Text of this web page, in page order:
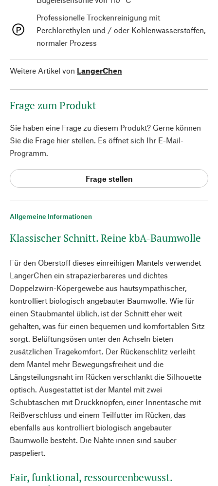
Allgemeine Informationen
Klassischer Schnitt. Reine kbA-Baumwolle
Für den Oberstoff dieses einreihigen Mantels verwendet
LangerChen ein strapazierbareres und dichtes
Doppelzwirn-Köpergewebe aus hautsympathischer,
kontrolliert biologisch angebauter Baumwolle. Wie für
einen Staubmantel üblich, ist der Schnitt eher weit
gehalten, was für einen bequemen und komfortablen Sitz
sorgt. Belüftungsösen unter den Achseln bieten
zusätzlichen Tragekomfort. Der Rückenschlitz verleiht
dem Mantel mehr Bewegungsfreiheit und die
Längsteilungsnaht im Rücken verschlankt die Silhouette
optisch. Ausgestattet ist der Mantel mit zwei
Schubtaschen mit Druckknöpfen, einer Innentasche mit
Reißverschluss und einem Teilfutter im Rücken, das
ebenfalls aus kontrolliert biologisch angebauter
Baumwolle besteht. Die Nähte innen sind sauber
paspeliert.
Fair, funktional, ressourcenbewusst.
Professionelle Trockenreinigung mit
Perchlorethylen und / oder Kohlenwasserstoffen,
normaler Prozess
Weitere Artikel von LangerChen
Frage zum Produkt
Sie haben eine Frage zu diesem Produkt? Gerne können
Sie die Frage hier stellen. Es öffnet sich Ihr E-Mail-
Programm.
Frage stellen